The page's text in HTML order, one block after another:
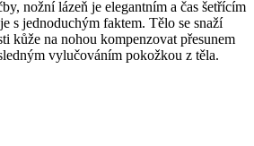
nožní lázeň je elegantním a čas šetřícím
s jednoduchým faktem. Tělo se snaží
kůže na nohou kompenzovat přesunem
vylučováním pokožkou z těla.